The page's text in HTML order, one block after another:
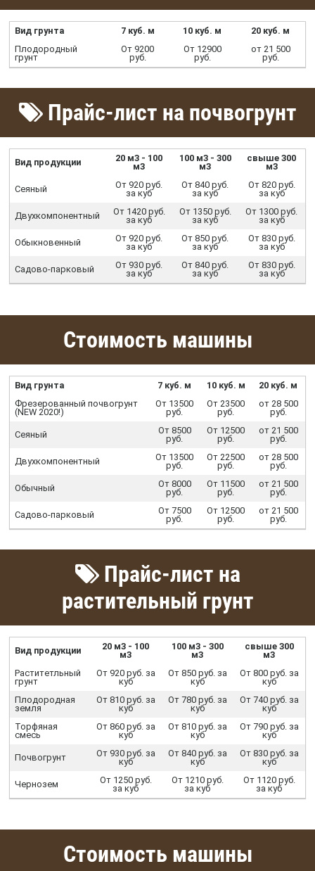
Вид грунта 7 куб. м 10 куб. м
20 куб. м
Плодородный
грунт
От 9200
руб.
От 12900
руб.
от 21 500
руб.
Прайс-лист на почвогрунт
Вид продукции
20 м3 - 100
м3
100 м3 - 300
м3
свыше 300
м3
Сеяный
От 920 руб.
за куб
От 840 руб.
за куб
От 820 руб.
за куб
Двухкомпонентный
От 1420 руб.
за куб
От 1350 руб.
за куб
От 1300 руб.
за куб
Обыкновенный
От 920 руб.
за куб
От 850 руб.
за куб
От 830 руб.
за куб
Садово-парковый
От 930 руб.
за куб
От 840 руб.
за куб
От 830 руб.
за куб
Стоимость машины
Вид грунта 7 куб. м 10 куб. м
20 куб. м
Фрезерованный почвогрунт
(NEW 2020!)
От 13500
руб.
От 23500
руб.
от 28 500
руб.
Сеяный
От 8500
руб.
От 12500
руб.
от 21 500
руб.
Двухкомпонентный
От 13500
руб.
От 22500
руб.
от 28 500
руб.
Обычный
От 8000
руб.
От 11500
руб.
от 21 500
руб.
Садово-парковый
От 7500
руб.
От 12500
руб.
от 21 500
руб.
Прайс-лист на
растительный грунт
Вид продукции
20 м3 - 100
м3
100 м3 - 300
м3
свыше 300
м3
Раститетльный
грунт
От 920 руб. за
куб
От 850 руб. за
куб
От 800 руб. за
куб
Плодородная
земля
От 810 руб. за
куб
От 780 руб. за
куб
От 740 руб. за
куб
Торфяная
смесь
От 860 руб. за
куб
От 810 руб. за
куб
От 790 руб. за
куб
Почвогрунт
От 930 руб. за
куб
От 840 руб. за
куб
От 830 руб. за
куб
Чернозем
От 1250 руб.
за куб
От 1210 руб.
за куб
От 1120 руб.
за куб
Стоимость машины